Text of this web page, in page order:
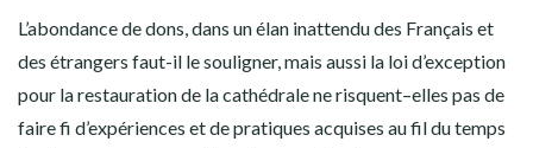
L’abondance de dons, dans un élan inattendu des Français et
des étrangers faut-il le souligner, mais aussi la loi d’exception
pour la restauration de la cathédrale ne risquent–elles pas de
faire fi d’expériences et de pratiques acquises au fil du temps